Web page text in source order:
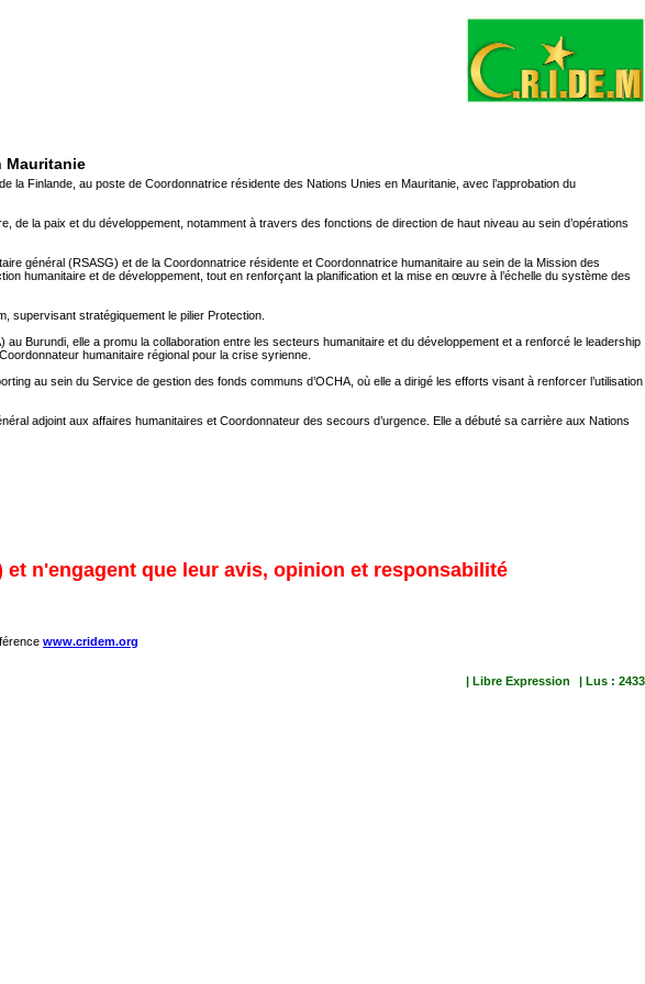
Mauritanie
la Finlande, au poste de Coordonnatrice résidente des Nations Unies en Mauritanie, avec l’approbation du
de la paix et du développement, notamment à travers des fonctions de direction de haut niveau au sein d’opérations
général (RSASG) et de la Coordonnatrice résidente et Coordonnatrice humanitaire au sein de la Mission des
humanitaire et de développement, tout en renforçant la planification et la mise en œuvre à l’échelle du système des
supervisant stratégiquement le pilier Protection.
Burundi, elle a promu la collaboration entre les secteurs humanitaire et du développement et a renforcé le leadership
humanitaire régional pour la crise syrienne.
au sein du Service de gestion des fonds communs d’OCHA, où elle a dirigé les efforts visant à renforcer l’utilisation
adjoint aux affaires humanitaires et Coordonnateur des secours d’urgence. Elle a débuté sa carrière aux Nations
n'engagent que leur avis, opinion et responsabilité
www.cridem.org
| Libre Expression
| Lus : 2433